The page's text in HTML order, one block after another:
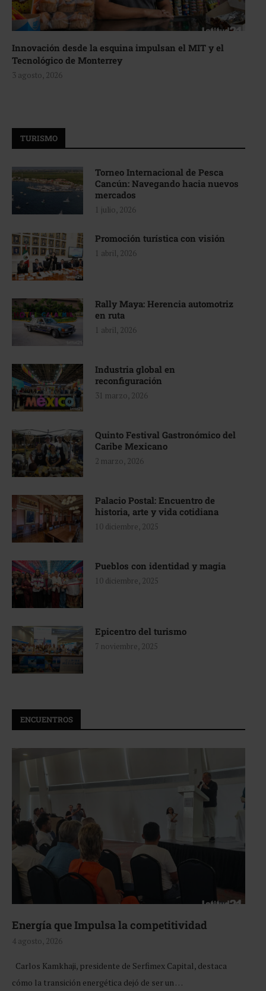
Innovación desde la esquina impulsan el MIT y el
Tecnológico de Monterrey
3 agosto, 2026
TURISMO
Torneo Internacional de Pesca
Cancún: Navegando hacia nuevos
mercados
1 julio, 2026
Promoción turística con visión
1 abril, 2026
Rally Maya: Herencia automotriz
en ruta
1 abril, 2026
Industria global en
reconfiguración
31 marzo, 2026
Quinto Festival Gastronómico del
Caribe Mexicano
2 marzo, 2026
Palacio Postal: Encuentro de
historia, arte y vida cotidiana
10 diciembre, 2025
Pueblos con identidad y magia
10 diciembre, 2025
Epicentro del turismo
7 noviembre, 2025
ENCUENTROS
Energía que Impulsa la competitividad
4 agosto, 2026
Carlos Kamkhaji, presidente de Serfimex Capital, destaca
cómo la transición energética dejó de ser un …